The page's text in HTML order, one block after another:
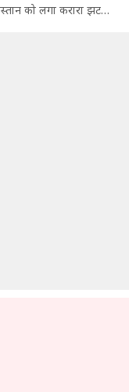
झटका, FATF के ग्रे लिस्ट में रहेगा बरकरार